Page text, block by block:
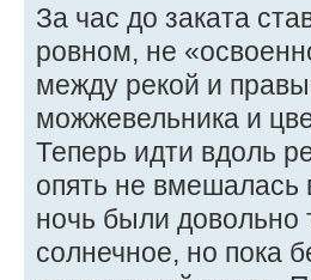
За час до заката
ровном, не
между рекой и
можжевельника и
Теперь идти вдоль
опять не вмешалась
ночь были
солнечное, но пока